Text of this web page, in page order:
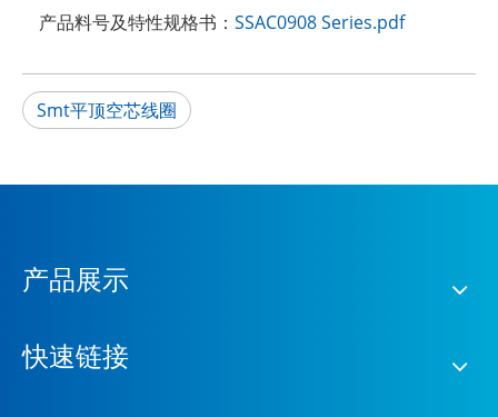
产品料号及特性规格书： SSAC0908 Series.pdf
Smt平顶空芯线圈
产品展示
快速链接